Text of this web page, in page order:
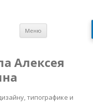
Алексея
типографике и
Меню
содержимому